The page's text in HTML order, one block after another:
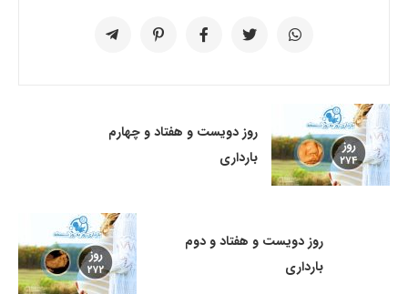
روز دویست و هفتاد و چهارم
بارداری
روز دویست و هفتاد و دوم
بارداری